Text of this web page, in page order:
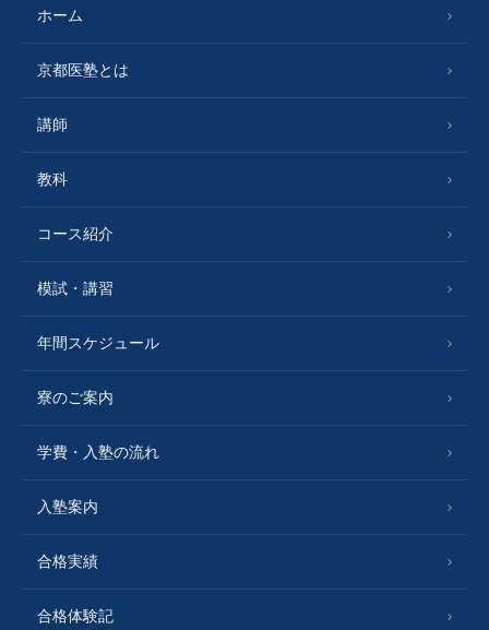
ホーム
京都医塾とは
講師
教科
コース紹介
模試・講習
年間スケジュール
寮のご案内
学費・入塾の流れ
入塾案内
合格実績
合格体験記